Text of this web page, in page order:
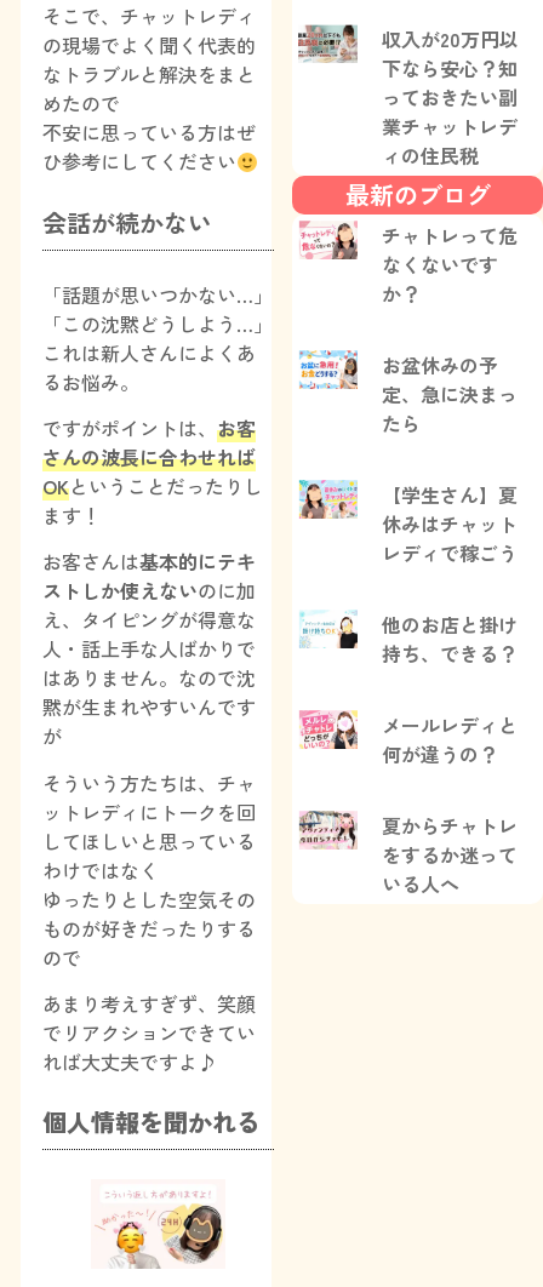
そこで、チャットレディ
の現場でよく聞く代表的
なトラブルと解決をまと
めたので
不安に思っている方はぜ
ひ参考にしてください
会話が続かない
「話題が思いつかない…」
「この沈黙どうしよう…」
これは新人さんによくあ
るお悩み。
ですがポイントは、 お客
さんの波長に合わせれば
OKということだったりし
ます！
お客さんは基本的にテキ
ストしか使えないのに加
え、タイピングが得意な
人・話上手な人ばかりで
はありません。なので沈
黙が生まれやすいんです
が
そういう方たちは、チャ
ットレディにトークを回
してほしいと思っている
わけではなく
ゆったりとした空気その
ものが好きだったりする
ので
あまり考えすぎず、笑顔
でリアクションできてい
れば大丈夫ですよ♪
個人情報を聞かれる
収入が20万円以
下なら安心？知
っておきたい副
業チャットレデ
ィの住民税
最新のブログ
チャトレって危
なくないです
か？
お盆休みの予
定、急に決まっ
たら
【学生さん】夏
休みはチャット
レディで稼ごう
他のお店と掛け
持ち、できる？
メールレディと
何が違うの？
夏からチャトレ
をするか迷って
いる人へ